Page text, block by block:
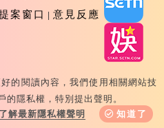
案窗口 意見反應
台北市內湖區舊宗路一段159
8888
的閱讀內容，我們使用相關網站技
隱私權，特別提出聲明。
了解最新隱私權聲明
知道了